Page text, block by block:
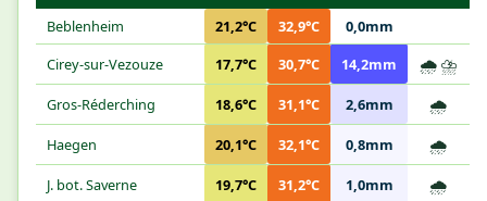
Beblenheim 21,2°C 32,9°C
0,0mm
Cirey-sur-Vezouze
17,7°C 30,7°C 14,2mm 🌧️ ⛈️
Gros-Réderching 18,6°C 31,1°C 2,6mm 🌧️
Haegen 20,1°C 32,1°C 0,8mm 🌧️
J. bot. Saverne 19,7°C 31,2°C 1,0mm 🌧️